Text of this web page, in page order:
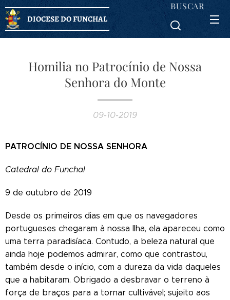
DIOCESE DO FUNCHAL
BUSCAR
Homilia no Patrocínio de Nossa
Senhora do Monte
09-10-2019
PATROCÍNIO DE NOSSA SENHORA
Catedral do Funchal
9 de outubro de 2019
Desde os primeiros dias em que os navegadores
portugueses chegaram à nossa Ilha, ela apareceu como
uma terra paradisíaca. Contudo, a beleza natural que
ainda hoje podemos admirar, como que contrastou,
também desde o início, com a dureza da vida daqueles
que a habitaram. Obrigado a desbravar o terreno à
força de braços para a tornar cultivável; sujeito aos